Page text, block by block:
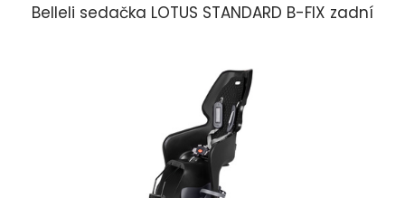
Belleli sedačka LOTUS STANDARD B-FIX zadní